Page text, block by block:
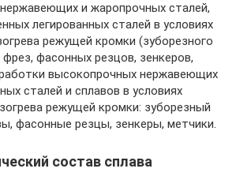
и жаропрочных сталей,
легированных сталей в условиях
режущей кромки (зуборезного
фасонных резцов, зенкеров,
высокопрочных нержавеющих
сталей и сплавов в условиях
режущей кромки: зуборезный
фасонные резцы, зенкеры, метчики.
состав сплава